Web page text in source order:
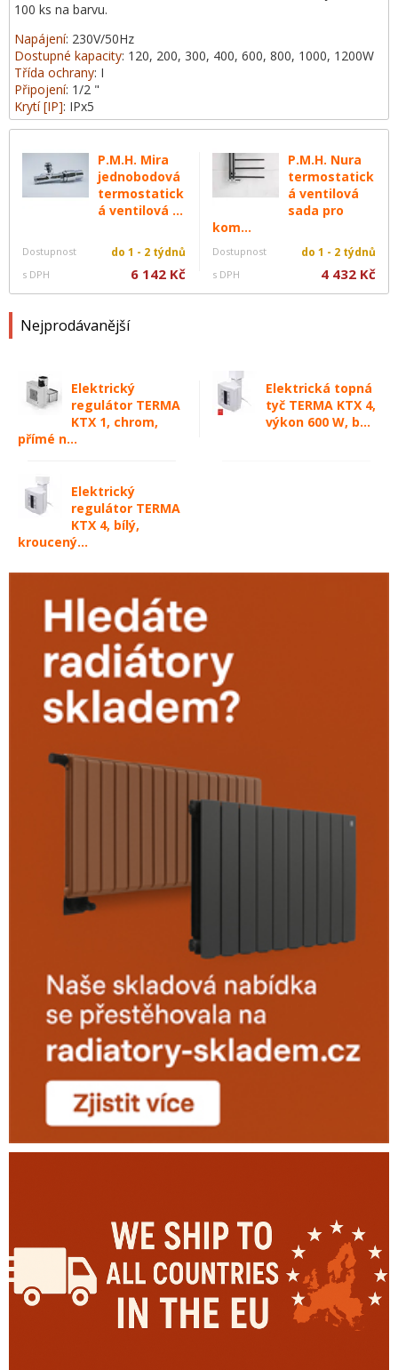
P.M.H. Mira
jednobodová
termostatick
á ventilová ...
Dostupnost do 1 - 2 týdnů
s DPH 6 142 Kč
P.M.H. Nura
termostatick
á ventilová
sada pro
kom...
Dostupnost do 1 - 2 týdnů
s DPH 4 432 Kč
Nejprodávanější
Elektrický
regulátor TERMA
KTX 1, chrom,
přímé n...
Elektrická topná
tyč TERMA KTX 4,
výkon 600 W, b...
Elektrický
regulátor TERMA
KTX 4, bílý,
kroucený...
100 ks na barvu.
Napájení: 230V/50Hz
Dostupné kapacity: 120, 200, 300, 400, 600, 800, 1000, 1200W
Třída ochrany: I
Připojení: 1/2 "
Krytí [IP]: IPx5